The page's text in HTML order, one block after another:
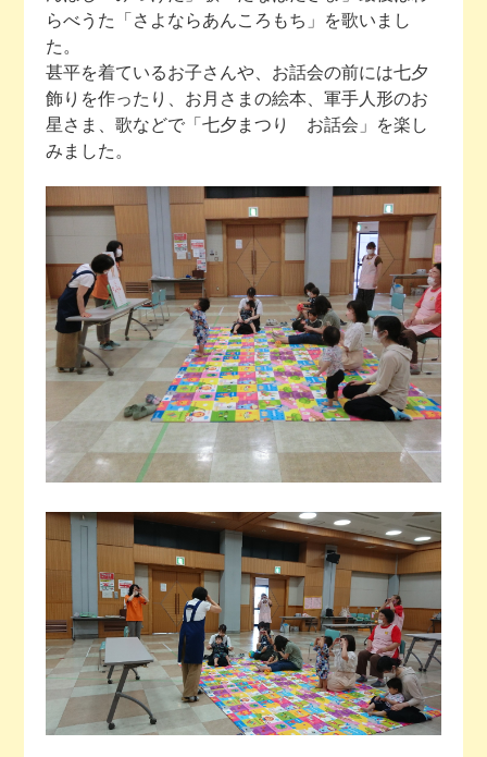
らべうた「さよならあんころもち」を歌いまし
た。
甚平を着ているお子さんや、お話会の前には七夕
飾りを作ったり、お月さまの絵本、軍手人形のお
星さま、歌などで「七夕まつり お話会」を楽し
みました。